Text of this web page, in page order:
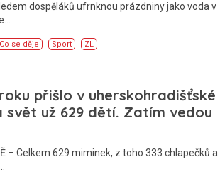
dospěláků ufrnknou prázdniny jako voda v
Co se děje Sport ZL
přišlo v uherskohradišťské
svět už 629 dětí. Zatím vedou
– Celkem 629 miminek, z toho 333 chlapečků a